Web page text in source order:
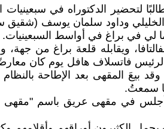
لتحضير الدكتوراه في
لي في براغ في أواسط السبعينيات.
الرئيس فاتسلاف هافل يوم كان
سمعتُ.
أجلس في مقهى عريق باسم "مقهى